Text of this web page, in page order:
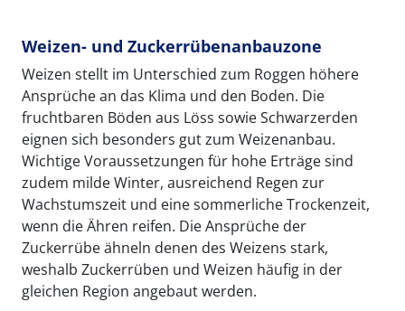
Weizen- und Zuckerrübenanbauzone
Weizen stellt im Unterschied zum Roggen höhere
Ansprüche an das Klima und den Boden. Die
fruchtbaren Böden aus Löss sowie Schwarzerden
eignen sich besonders gut zum Weizenanbau.
Wichtige Voraussetzungen für hohe Erträge sind
zudem milde Winter, ausreichend Regen zur
Wachstumszeit und eine sommerliche Trockenzeit,
wenn die Ähren reifen. Die Ansprüche der
Zuckerrübe ähneln denen des Weizens stark,
weshalb Zuckerrüben und Weizen häufig in der
gleichen Region angebaut werden.